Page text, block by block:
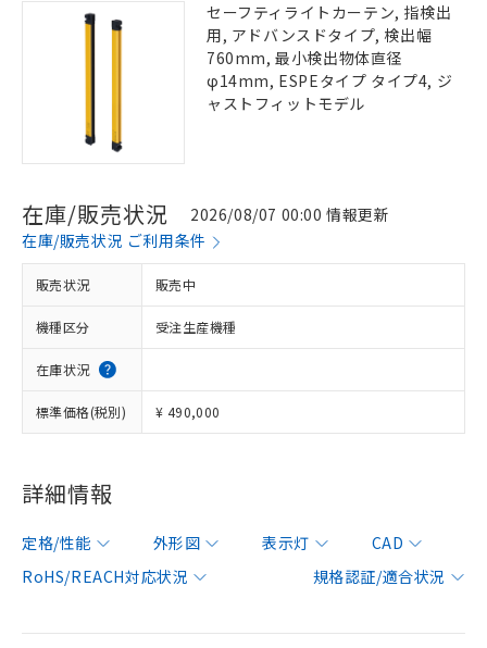
セーフティライトカーテン, 指検出
用, アドバンスドタイプ, 検出幅
760mm, 最小検出物体直径
φ14mm, ESPEタイプ タイプ4, ジ
ャストフィットモデル
在庫/販売状況
2026/08/07 00:00 情報更新
在庫/販売状況 ご利用条件
販売状況 販売中
機種区分 受注生産機種
在庫状況
標準価格(税別) ¥ 490,000
詳細情報
定格/性能 外形図 表示灯
CAD
RoHS/REACH対応状況
規格認証/適合状況